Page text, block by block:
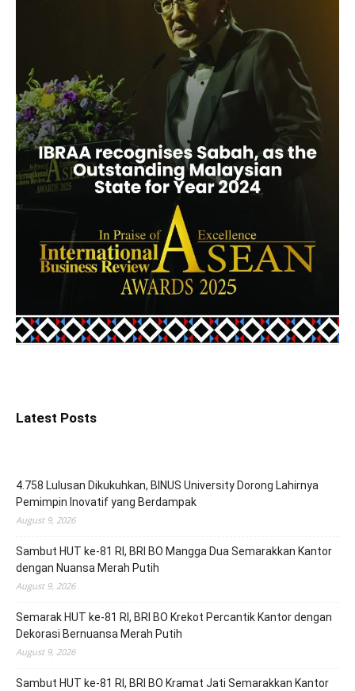
Latest Posts
4.758 Lulusan Dikukuhkan, BINUS University Dorong Lahirnya
Pemimpin Inovatif yang Berdampak
August 9, 2026
Sambut HUT ke-81 RI, BRI BO Mangga Dua Semarakkan Kantor
dengan Nuansa Merah Putih
August 9, 2026
Semarak HUT ke-81 RI, BRI BO Krekot Percantik Kantor dengan
Dekorasi Bernuansa Merah Putih
August 9, 2026
Sambut HUT ke-81 RI, BRI BO Kramat Jati Semarakkan Kantor